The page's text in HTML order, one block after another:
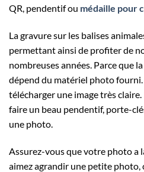
QR, pendentif ou médaille pour
La gravure sur les balises
permettant ainsi de profiter de
nombreuses années. Parce que
dépend du matériel photo
télécharger une image très
faire un beau pendentif, porte-
une photo.
Assurez-vous que votre photo a
aimez agrandir une petite photo,